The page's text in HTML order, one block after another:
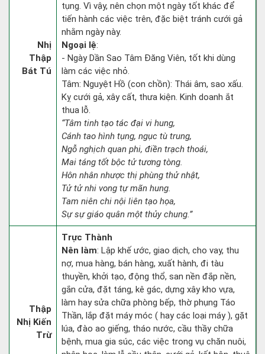
Nhị
Thập
Bát Tú
tụng. Vì vậy, nên chọn một ngày tốt khác để
tiến hành các việc trên, đặc biệt tránh cưới gả
nhằm ngày này.
Ngoại lệ:
- Ngày Dần Sao Tâm Đăng Viên, tốt khi dùng
làm các việc nhỏ.
Tâm: Nguyệt Hồ (con chồn): Thái âm, sao xấu.
Kỵ cưới gả, xây cất, thưa kiện. Kinh doanh ắt
thua lỗ.
“Tâm tinh tạo tác đại vi hung,
Cánh tao hình tụng, ngục tù trung,
Ngỗ nghịch quan phi, điền trạch thoái,
Mai táng tốt bộc tử tương tòng.
Hôn nhân nhược thị phùng thử nhật,
Tử tử nhi vong tự mãn hung.
Tam niên chi nội liên tạo họa,
Sự sự giáo quân một thủy chung.”
Thập
Nhị Kiến
Trừ
Trực Thành
Nên làm: Lập khế ước, giao dịch, cho vay, thu
nợ, mua hàng, bán hàng, xuất hành, đi tàu
thuyền, khởi tạo, động thổ, san nền đắp nền,
gắn cửa, đặt táng, kê gác, dựng xây kho vựa,
làm hay sửa chữa phòng bếp, thờ phụng Táo
Thần, lắp đặt máy móc ( hay các loại máy ), gặt
lúa, đào ao giếng, tháo nước, cầu thầy chữa
bệnh, mua gia súc, các việc trong vụ chăn nuôi,